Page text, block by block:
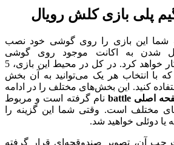
گیم پلی بازی کلش رویال
شما این بازی را روی گوشی خود نصب
شدن به اکانت موجود روی گوشی
هوشمندتان، شروع به کار خواهد کرد. در کل در محیط این بازی، 5
با انتخاب هر یک می‌توانید به آن بخش
کنید. این بخش‌های مختلف را در ادامه
اصلی battle نام گرفته است و مربوط
مختلف است. وقتی شما این گزینه را
یا دوئلی خواهید شد.
آن، تصویر صندوقچه‌ای قرار گرفته